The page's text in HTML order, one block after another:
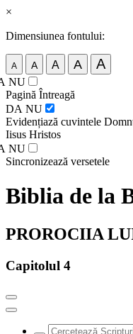
×
Dimensiunea fontului:
A A A A A
NU
Pagină Întreagă
DA NU
Evidențiază cuvintele
Iisus Hristos
NU
Sincronizează versetele
Biblia de la
PROROCIIA
Capitolul 4